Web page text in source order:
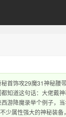
首饰攻29魔31神秘
知道这句话：大佬戴
游降魔录举个例子，
少属性强大的神秘装